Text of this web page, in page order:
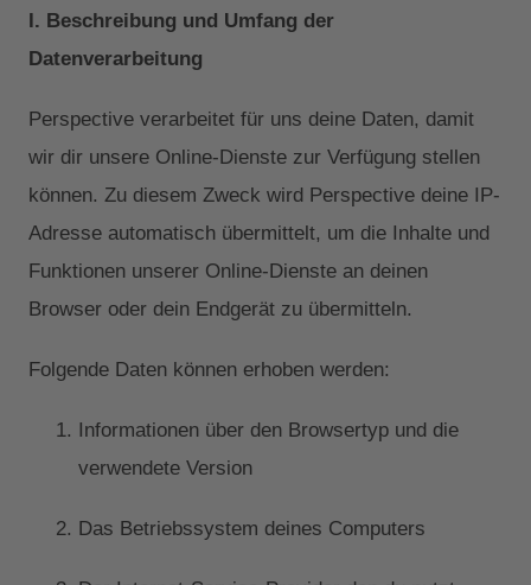
I. Beschreibung und Umfang der
Datenverarbeitung
Perspective verarbeitet für uns deine Daten, damit
wir dir unsere Online-Dienste zur Verfügung stellen
können. Zu diesem Zweck wird Perspective deine IP-
Adresse automatisch übermittelt, um die Inhalte und
Funktionen unserer Online-Dienste an deinen
Browser oder dein Endgerät zu übermitteln.
Folgende Daten können erhoben werden:
Informationen über den Browsertyp und die
verwendete Version
Das Betriebssystem deines Computers